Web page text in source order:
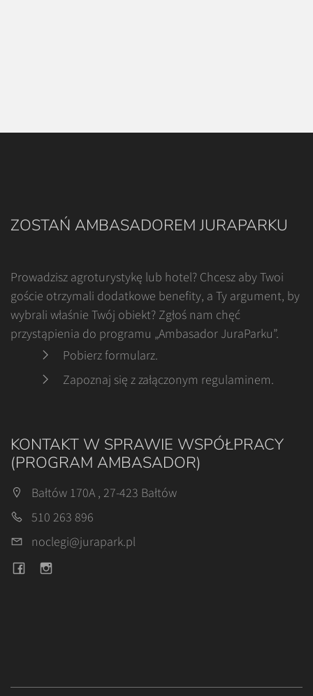
ZOSTAŃ AMBASADOREM JURAPARKU
Prowadzisz agroturystykę lub hotel? Chcesz aby Twoi
goście otrzymali dodatkowe benefity, a Ty argument, by
wybrali właśnie Twój obiekt? Zgłoś nam chęć
przystąpienia do programu „Ambasador JuraParku”.
Pobierz formularz.
Zapoznaj się z załączonym regulaminem.
KONTAKT W SPRAWIE WSPÓŁPRACY
(PROGRAM AMBASADOR)
Bałtów 170A , 27-423 Bałtów
510 263 896
noclegi@jurapark.pl